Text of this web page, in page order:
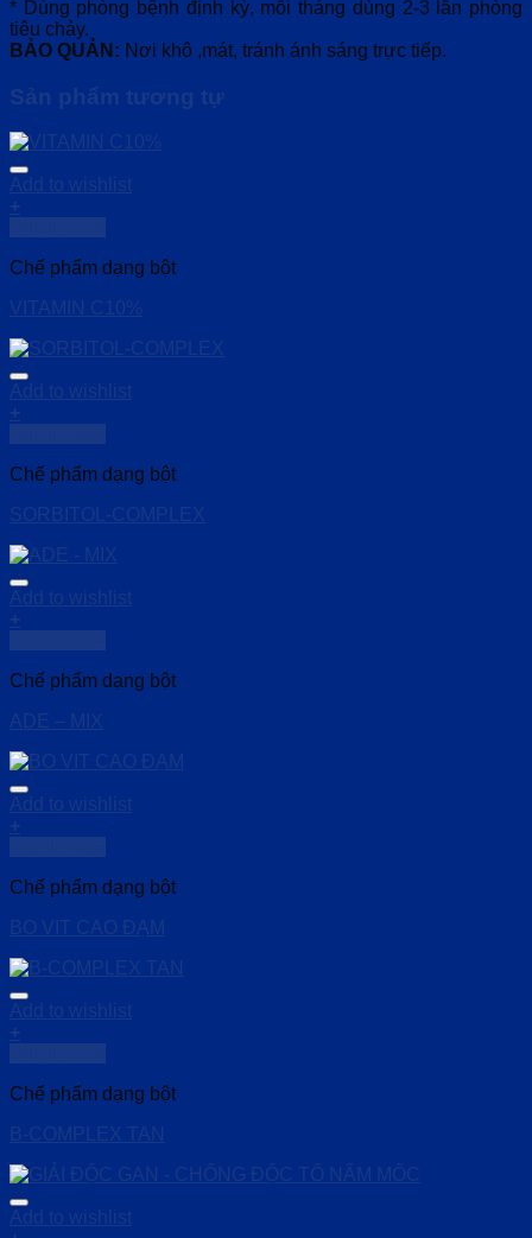
* Dùng phòng bệnh định kỳ, mỗi tháng dùng 2-3 lần phòng
tiêu chảy.
BẢO QUẢN: Nơi khô ,mát, tránh ánh sáng trực tiếp.
Sản phẩm tương tự
Add to wishlist
+
Chế phẩm dạng bột
VITAMIN C10%
Add to wishlist
+
Chế phẩm dạng bột
SORBITOL-COMPLEX
Add to wishlist
+
Chế phẩm dạng bột
ADE – MIX
Add to wishlist
+
Chế phẩm dạng bột
BO VIT CAO ĐẠM
Add to wishlist
+
Chế phẩm dạng bột
B-COMPLEX TAN
Add to wishlist